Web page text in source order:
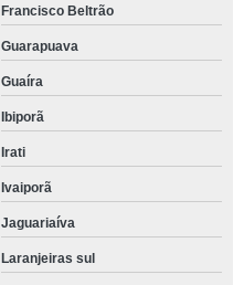
Francisco Beltrão
Guarapuava
Guaíra
Ibiporã
Irati
Ivaiporã
Jaguariaíva
Laranjeiras sul